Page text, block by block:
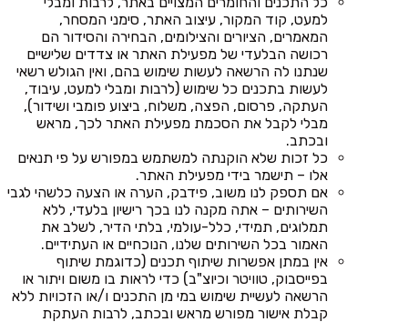
למעט, קוד המקור, עיצוב האתר, סימני המסחר,
המאמרים, הציורים והצילומים, הבחירה והסידור הם
רכושה הבלעדי של מפעילת האתר או צדדים שלישיים
שנתנו לה הרשאה לעשות שימוש בהם, ואין הגולש רשאי
לעשות בתכנים כל שימוש (לרבות ומבלי למעט, עיבוד,
העתקה, פרסום, הפצה, משלוח, ביצוע פומבי ושידור),
מבלי לקבל את הסכמת מפעילת האתר לכך, מראש
ובכתב.
כל זכות שלא הוקנתה למשתמש במפורש על פי תנאים
אלו – תישמר בידי מפעילת האתר.
אם תספק לנו משוב, פידבק, הערה או הצעה כלשהי לגבי
השירותים – אתה מקנה לנו בכך רישיון בלעדי, ללא
תמלוגים, תמידי, כלל-עולמי, בלתי הדיר, לשלב את
האמור בכל השירותים שלנו, הנוכחיים או העתידיים.
אין במתן אפשרות שיתוף תכנים (כדוגמת שיתוף
בפייסבוק, טוויטר וכיוצ"ב) כדי לראות בו משום ויתור או
הרשאה לעשיית שימוש במי מן התכנים ו/או הזכויות ללא
קבלת אישור מפורש מראש ובכתב, לרבות העתקת